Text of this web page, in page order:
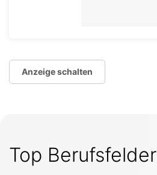
Anzeige schalten
Top Berufsfelder